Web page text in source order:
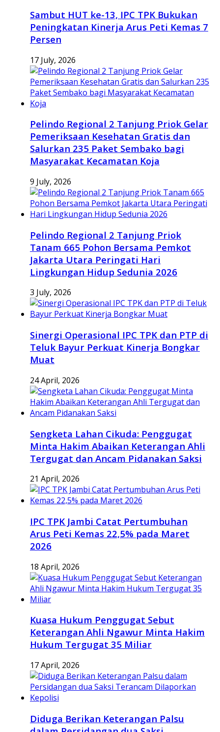
Sambut HUT ke-13, IPC TPK Bukukan
Peningkatan Kinerja Arus Peti Kemas 7
Persen
17 July, 2026
Pelindo Regional 2 Tanjung Priok Gelar
Pemeriksaan Kesehatan Gratis dan
Salurkan 235 Paket Sembako bagi
Masyarakat Kecamatan Koja
9 July, 2026
Pelindo Regional 2 Tanjung Priok
Tanam 665 Pohon Bersama Pemkot
Jakarta Utara Peringati Hari
Lingkungan Hidup Sedunia 2026
3 July, 2026
Sinergi Operasional IPC TPK dan PTP di
Teluk Bayur Perkuat Kinerja Bongkar
Muat
24 April, 2026
Sengketa Lahan Cikuda: Penggugat
Minta Hakim Abaikan Keterangan Ahli
Tergugat dan Ancam Pidanakan Saksi
21 April, 2026
IPC TPK Jambi Catat Pertumbuhan
Arus Peti Kemas 22,5% pada Maret
2026
18 April, 2026
Kuasa Hukum Penggugat Sebut
Keterangan Ahli Ngawur Minta Hakim
Hukum Tergugat 35 Miliar
17 April, 2026
Diduga Berikan Keterangan Palsu